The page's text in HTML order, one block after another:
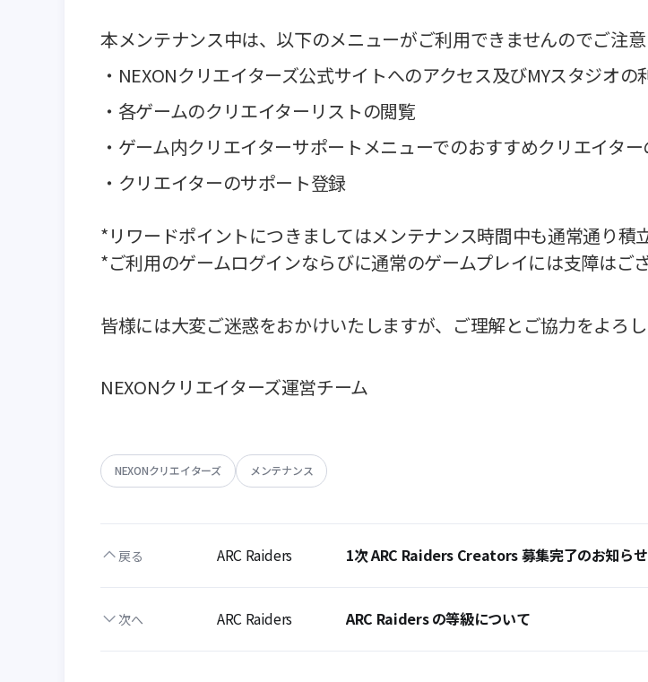
NEXONクリエイターズ メンテナンス
戻る ARC Raiders 1次 ARC Raiders Creators 募集完了のお知らせ
次へ ARC Raiders ARC Raiders の等級について